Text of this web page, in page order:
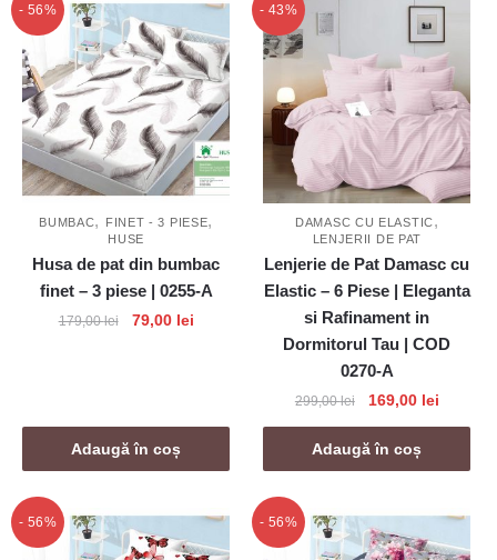
- 56%
BUMBAC, FINET - 3 PIESE,
HUSE
Husa de pat din bumbac
finet – 3 piese | 0255-A
179,00lei
Prețul
79,00 leiPrețul
Adaugă în coș
- 43%
DAMASC CU ELASTIC,
LENJERII DE PAT
Lenjerie de Pat Damasc cu
Elastic – 6 Piese | Eleganta
si Rafinament in
Dormitorul Tau | COD
0270-A
299,00lei
Prețul
inițial
a
fost:
169,00 leiPrețul
curent
169,00
Adaugă în coș
- 56% - 56%